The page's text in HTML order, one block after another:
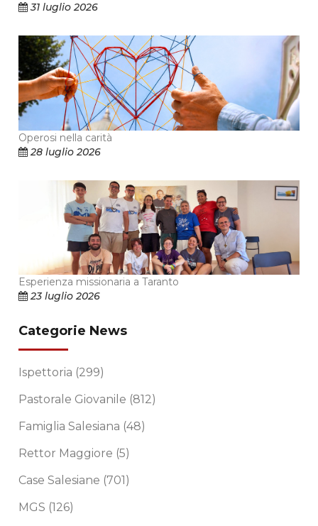
31 luglio 2026
Operosi nella carità
28 luglio 2026
Esperienza missionaria a Taranto
23 luglio 2026
Categorie News
Ispettoria (299)
Pastorale Giovanile (812)
Famiglia Salesiana (48)
Rettor Maggiore (5)
Case Salesiane (701)
MGS (126)